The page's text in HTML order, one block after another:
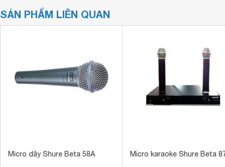
SẢN PHẨM LIÊN QUAN
Micro dây Shure Beta 58A Micro karaoke Shure Beta